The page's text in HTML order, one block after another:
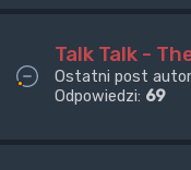
Talk Talk -
Ostatni post
Odpowiedzi: 69